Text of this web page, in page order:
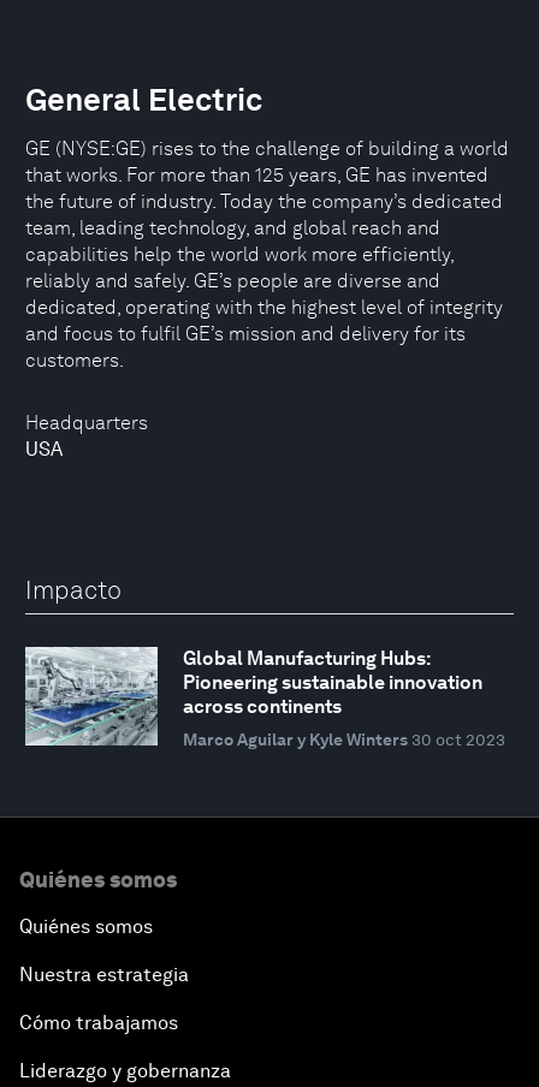
Headquarters
USA
General Electric
GE (NYSE:GE) rises to the challenge of building a world
that works. For more than 125 years, GE has invented
the future of industry. Today the company’s dedicated
team, leading technology, and global reach and
capabilities help the world work more efficiently,
reliably and safely. GE’s people are diverse and
dedicated, operating with the highest level of integrity
and focus to fulfil GE’s mission and delivery for its
customers.
Impacto
Global Manufacturing Hubs:
Pioneering sustainable innovation
across continents
Marco Aguilar y Kyle Winters 30 oct 2023
Quiénes somos
Quiénes somos
Nuestra estrategia
Cómo trabajamos
Liderazgo y gobernanza